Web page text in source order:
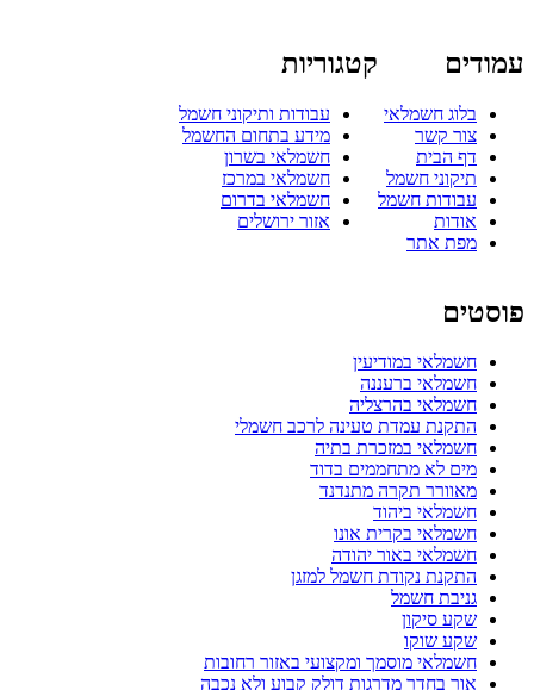
עמודים
בלוג חשמלאי
צור קשר
דף הבית
תיקוני חשמל
עבודות חשמל
אודות
מפת אתר
קטגוריות
עבודות ותיקוני חשמל
מידע בתחום החשמל
חשמלאי בשרון
חשמלאי במרכז
חשמלאי בדרום
אזור ירושלים
פוסטים
חשמלאי במודיעין
חשמלאי ברעננה
חשמלאי בהרצליה
התקנת עמדת טעינה לרכב חשמלי
חשמלאי במזכרת בתיה
מים לא מתחממים בדוד
מאוורר תקרה מתנדנד
חשמלאי ביהוד
חשמלאי בקרית אונו
חשמלאי באור יהודה
התקנת נקודת חשמל למזגן
גניבת חשמל
שקע סיקון
שקע שוקו
חשמלאי מוסמך ומקצועי באזור רחובות
אור בחדר מדרגות דולק קבוע ולא נכבה